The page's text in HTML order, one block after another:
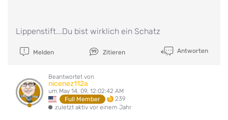
Lippenstift...Du bist wirklich ein Schatz
Melden Zitieren Antworten
Beantwortet von
nicenez112a
um May 14, 09, 12:02:42 AM
Full Member
239
zuletzt aktiv vor einem Jahr